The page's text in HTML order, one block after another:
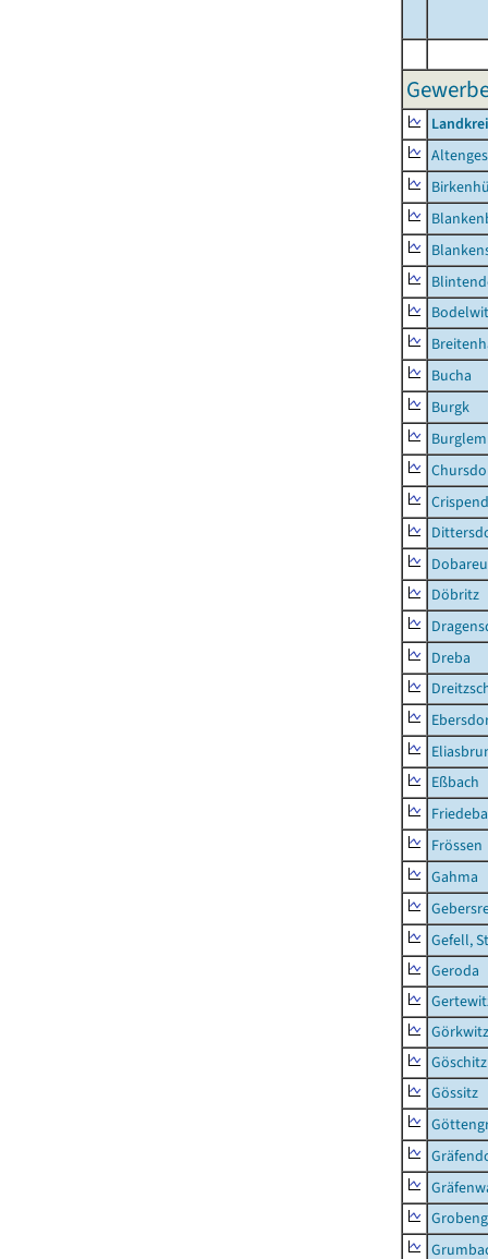
Bucha
Burgk
Döbritz
Dreba
Eßbach
Frössen
Gahma
Gefell,
Geroda
Görkwitz
Göschitz
Gössitz